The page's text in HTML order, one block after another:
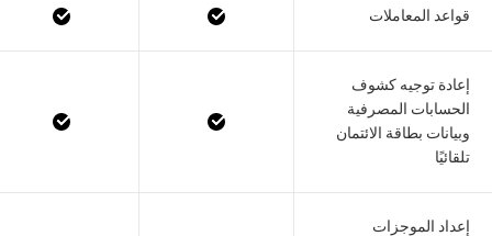
قواعد المعاملات
إعادة توجيه كشوف
الحسابات المصرفية
وبيانات بطاقة الائتمان
تلقائيًا
إعداد الموجزات